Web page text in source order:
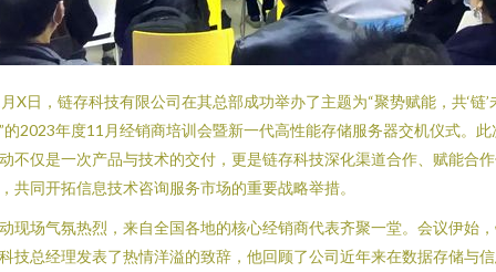
X日，链存科技有限公司在其总部成功举办了主题为“聚势赋能，共‘链’
的2023年度11月经销商培训会暨新一代高性能存储服务器交机仪式。此
不仅是一次产品与技术的交付，更是链存科技深化渠道合作、赋能合
共同开拓信息技术咨询服务市场的重要战略举措。
现场气氛热烈，来自全国各地的核心经销商代表齐聚一堂。会议伊始
技总经理发表了热情洋溢的致辞，他回顾了公司近年来在数据存储与